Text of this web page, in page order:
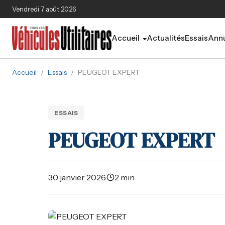
Aller au contenu principal
Vendredi 7 août 2026
Accueil ActualitésEssais
Accueil / Essais / PEUGEOT EXPERT
ESSAIS
PEUGEOT EXPERT
30 janvier 2026· 2 min